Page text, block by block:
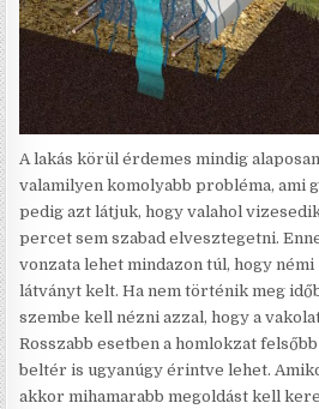
A lakás körül érdemes mindig
valamilyen komolyabb probléma, ami
pedig azt látjuk, hogy valahol
percet sem szabad elvesztegetni.
vonzata lehet mindazon túl, hogy
látványt kelt. Ha nem történik meg
szembe kell nézni azzal, hogy a
Rosszabb esetben a homlokzat
beltér is ugyanúgy érintve lehet.
akkor mihamarabb megoldást kell